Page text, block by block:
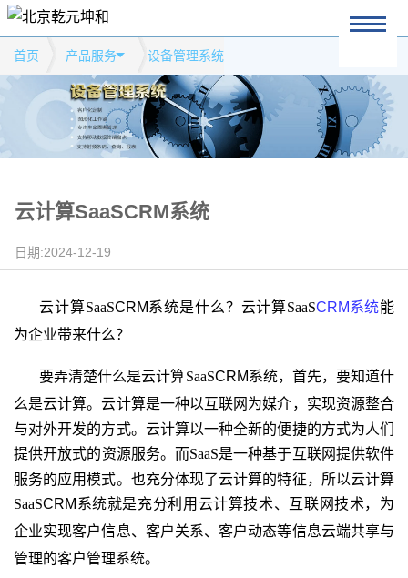
首页 产品服务 设备管理系统
云计算SaaSCRM系统
日期:2024-12-19
云计算SaaSCRM系统是什么？ 云计算SaaSCRM系统能
为企业带来什么？
要弄清楚什么是云计算SaaSCRM系统，首先，要知道什
么是云计算。云计算是一种以互联网为媒介，实现资源整合
与对外开发的方式。云计算以一种全新的便捷的方式为人们
提供开放式的资源服务。而SaaS是一种基于互联网提供软件
服务的应用模式。也充分体现了云计算的特征，所以云计算
SaaSCRM 系统就是充分利用云计算技术、互联网技术，为
企业实现客户信息、客户关系、客户动态等信息云端共享与
管理的客户管理系统。